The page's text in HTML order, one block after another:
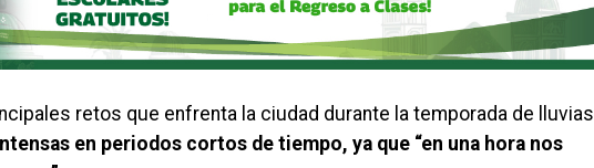
retos que enfrenta la ciudad durante la temporada de lluvias
en periodos cortos de tiempo, ya que “en una hora nos